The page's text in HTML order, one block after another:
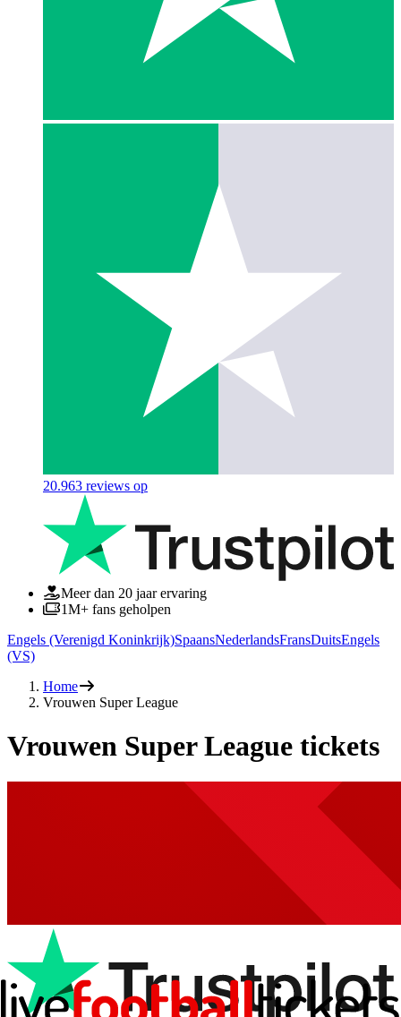
20.963 reviews op
Meer dan 20 jaar ervaring
1M+ fans geholpen
Engels (Verenigd Koninkrijk)SpaansNederlandsFransDuitsEngels
(VS)
Home
Vrouwen Super League
Vrouwen Super League tickets